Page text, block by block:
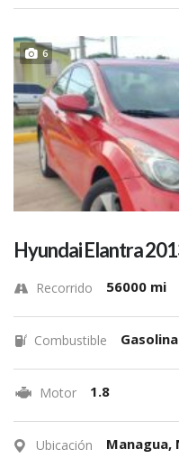
6
Hyundai Elantra
Recorrido 56000 mi
Combustible Gasolina
Motor 1.8
Ubicación Managua,